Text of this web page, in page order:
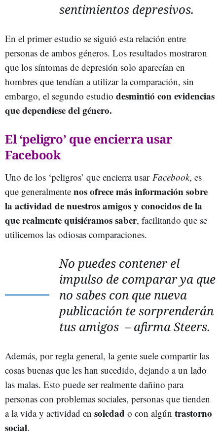
sentimientos depresivos.
En el primer estudio se siguió esta relación entre
personas de ambos géneros. Los resultados mostraron
que los síntomas de depresión solo aparecían en
hombres que tendían a utilizar la comparación, sin
embargo, el segundo estudio desmintió con evidencias
que dependiese del género.
El ‘peligro’ que encierra usar
Facebook
Uno de los ‘peligros’ que encierra usar Facebook, es
que generalmente nos ofrece más información sobre
la actividad de nuestros amigos y conocidos de la
que realmente quisiéramos saber, facilitando que se
utilicemos las odiosas comparaciones.
No puedes contener el
impulso de comparar ya que
no sabes con que nueva
publicación te sorprenderán
tus amigos – afirma Steers.
Además, por regla general, la gente suele compartir las
cosas buenas que les han sucedido, dejando a un lado
las malas. Esto puede ser realmente dañino para
personas con problemas sociales, personas que tienden
a la vida y actividad en soledad o con algún trastorno
social.